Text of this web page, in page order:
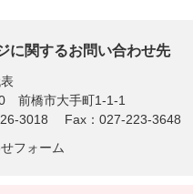
に関するお問い合わせ先
前橋市大手町1-1-1
3018
Fax：027-223-3648
フォーム